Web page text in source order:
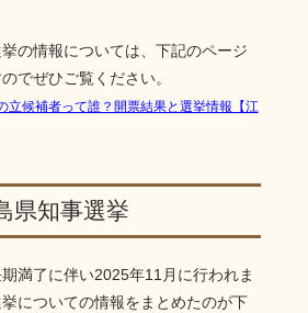
の情報については、下記のページ
でぜひご覧ください。
立候補者って誰？開票結果と選挙情報【江
県知事選挙
満了に伴い2025年11月に行われま
についての情報をまとめたのが下